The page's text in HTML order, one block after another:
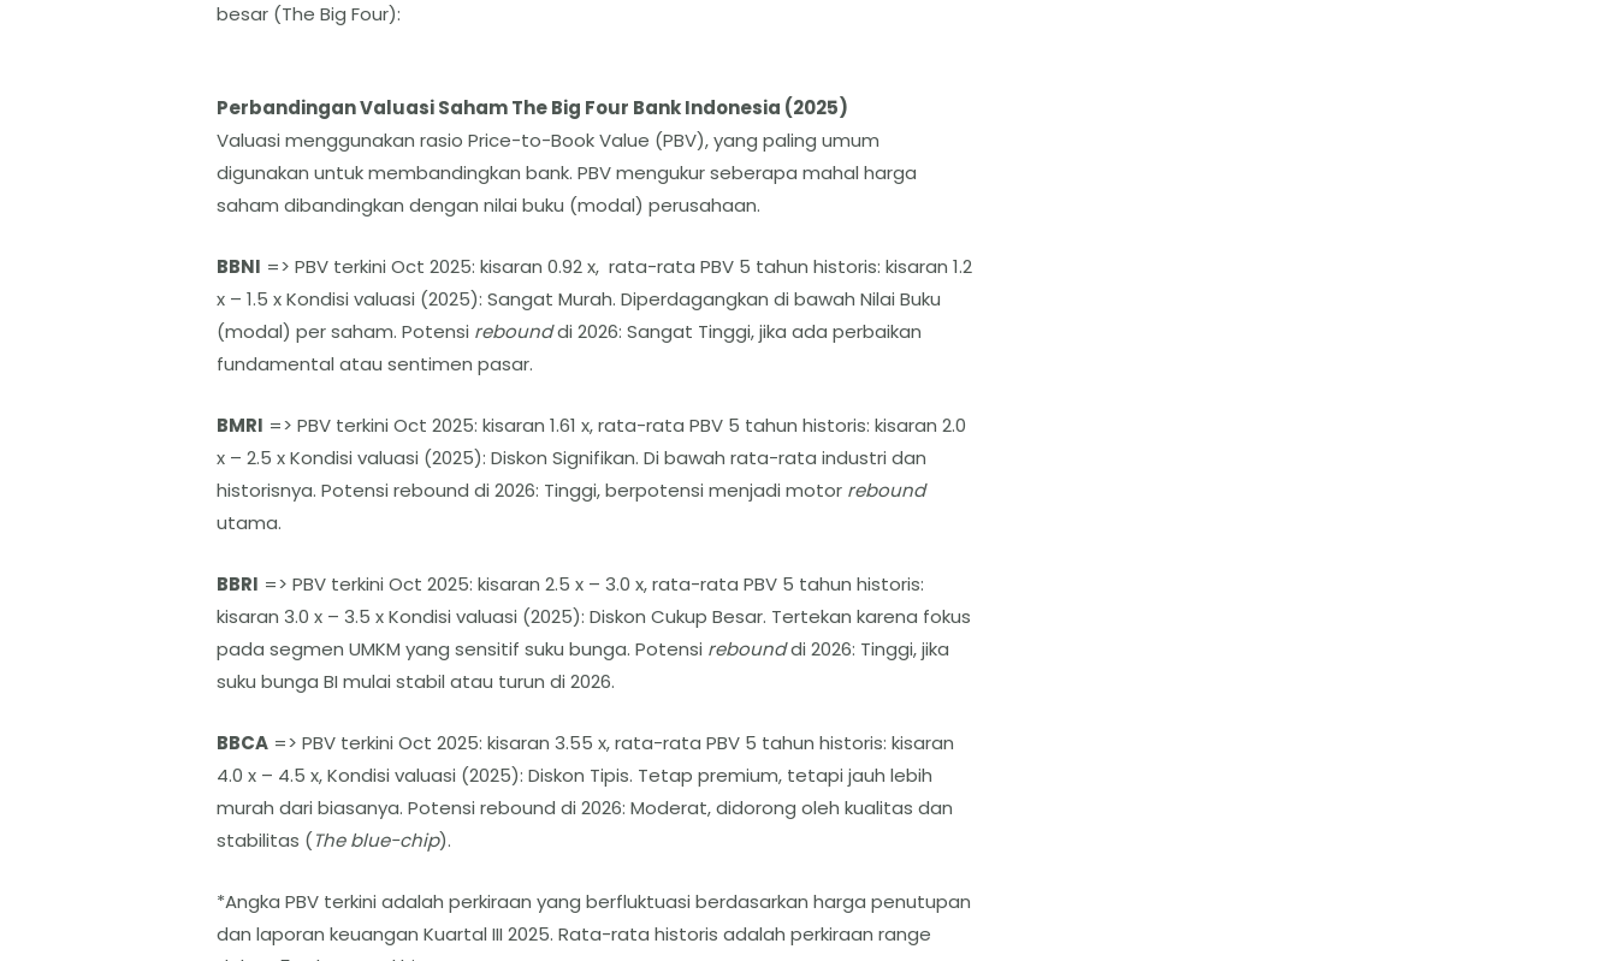
besar (The Big Four):
Perbandingan Valuasi Saham The Big Four Bank Indonesia (2025)
​Valuasi menggunakan rasio Price-to-Book Value (PBV), yang paling umum
digunakan untuk membandingkan bank. PBV mengukur seberapa mahal harga
saham dibandingkan dengan nilai buku (modal) perusahaan.
BBNI => PBV terkini Oct 2025: kisaran 0.92 x, rata-rata PBV 5 tahun historis: kisaran 1.2
x – 1.5 x Kondisi valuasi (2025): Sangat Murah. Diperdagangkan di bawah Nilai Buku
(modal) per saham. Potensi rebounddi 2026: Sangat Tinggi, jika ada perbaikan
fundamental atau sentimen pasar.
BMRI => PBV terkini Oct 2025: kisaran 1.61 x, rata-rata PBV 5 tahun historis: kisaran 2.0
x – 2.5 x Kondisi valuasi (2025): Diskon Signifikan. Di bawah rata-rata industri dan
historisnya. Potensi rebound di 2026: Tinggi, berpotensi menjadi motor rebound
utama.
BBRI => PBV terkini Oct 2025: kisaran 2.5 x – 3.0 x, rata-rata PBV 5 tahun historis:
kisaran 3.0 x – 3.5 x Kondisi valuasi (2025): Diskon Cukup Besar. Tertekan karena fokus
pada segmen UMKM yang sensitif suku bunga. Potensi rebounddi 2026: Tinggi, jika
suku bunga BI mulai stabil atau turun di 2026.
BBCA=> PBV terkini Oct 2025: kisaran 3.55 x, rata-rata PBV 5 tahun historis: kisaran
4.0 x – 4.5 x, Kondisi valuasi (2025): Diskon Tipis. Tetap premium, tetapi jauh lebih
murah dari biasanya. Potensi rebound di 2026: Moderat, didorong oleh kualitas dan
stabilitas (The blue-chip).
*Angka PBV terkini adalah perkiraan yang berfluktuasi berdasarkan harga penutupan
dan laporan keuangan Kuartal III 2025. Rata-rata historis adalah perkiraan range